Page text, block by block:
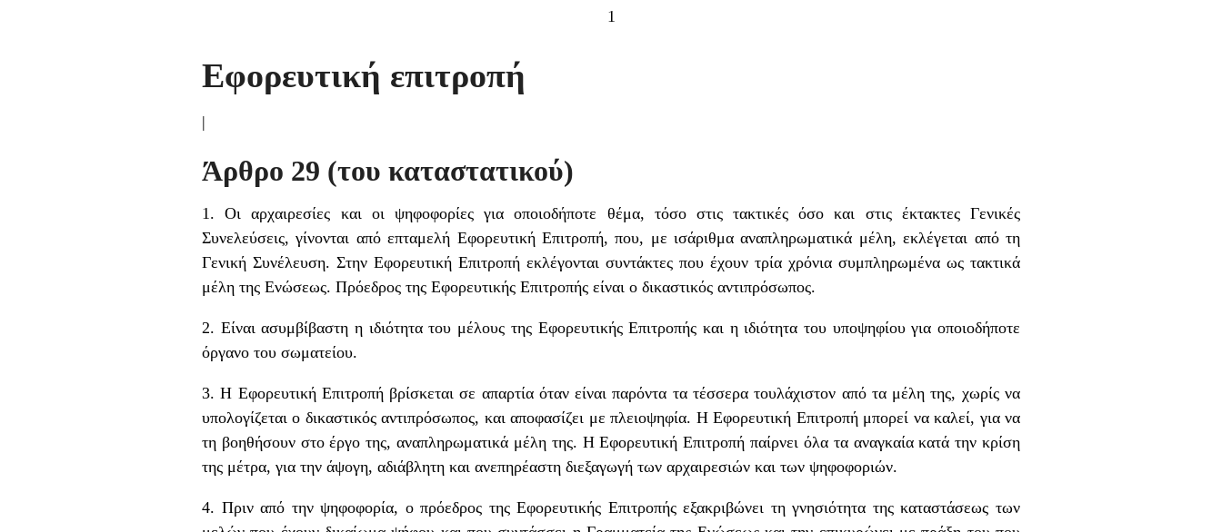
1
Εφορευτική επιτροπή
|
Άρθρο 29 (του καταστατικού)
1. Οι αρχαιρεσίες και οι ψηφοφορίες για οποιοδήποτε θέμα, τόσο στις τακτικές όσο και στις έκτακτες Γενικές
Συνελεύσεις, γίνονται από επταμελή Εφορευτική Επιτροπή, που, με ισάριθμα αναπληρωματικά μέλη, εκλέγεται από τη
Γενική Συνέλευση. Στην Εφορευτική Επιτροπή εκλέγονται συντάκτες που έχουν τρία χρόνια συμπληρωμένα ως τακτικά
μέλη της Ενώσεως. Πρόεδρος της Εφορευτικής Επιτροπής είναι ο δικαστικός αντιπρόσωπος.
2. Είναι ασυμβίβαστη η ιδιότητα του μέλους της Εφορευτικής Επιτροπής και η ιδιότητα του υποψηφίου για οποιοδήποτε
όργανο του σωματείου.
3. Η Εφορευτική Επιτροπή βρίσκεται σε απαρτία όταν είναι παρόντα τα τέσσερα τουλάχιστον από τα μέλη της, χωρίς να
υπολογίζεται ο δικαστικός αντιπρόσωπος, και αποφασίζει με πλειοψηφία. Η Εφορευτική Επιτροπή μπορεί να καλεί, για να
τη βοηθήσουν στο έργο της, αναπληρωματικά μέλη της. Η Εφορευτική Επιτροπή παίρνει όλα τα αναγκαία κατά την κρίση
της μέτρα, για την άψογη, αδιάβλητη και ανεπηρέαστη διεξαγωγή των αρχαιρεσιών και των ψηφοφοριών.
4. Πριν από την ψηφοφορία, ο πρόεδρος της Εφορευτικής Επιτροπής εξακριβώνει τη γνησιότητα της καταστάσεως των